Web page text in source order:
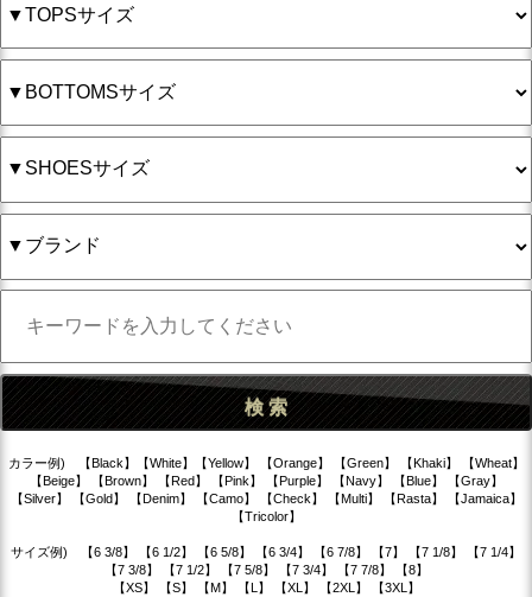
カラー例) 【Black】【White】【Yellow】 【Orange】 【Green】 【Khaki】 【Wheat】
【Beige】 【Brown】 【Red】 【Pink】 【Purple】 【Navy】 【Blue】 【Gray】
【Silver】 【Gold】 【Denim】 【Camo】 【Check】 【Multi】 【Rasta】 【Jamaica】
【Tricolor】
サイズ例) 【6 3/8】 【6 1/2】 【6 5/8】 【6 3/4】 【6 7/8】 【7】 【7 1/8】 【7 1/4】
【7 3/8】 【7 1/2】 【7 5/8】 【7 3/4】 【7 7/8】 【8】
【XS】 【S】 【M】 【L】 【XL】 【2XL】 【3XL】